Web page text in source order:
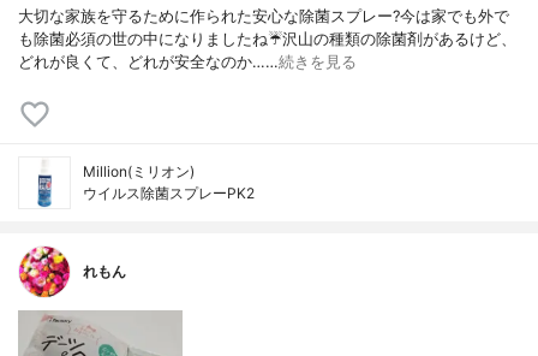
大切な家族を守るために作られた安心な除菌スプレー?今は家でも外で
も除菌必須の世の中になりましたね☔沢山の種類の除菌剤があるけど、
どれが良くて、どれが安全なのか……続きを見る
Million(ミリオン)
ウイルス除菌スプレーPK2
れもん